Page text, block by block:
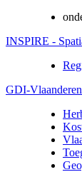
INSPIRE -
GDI-